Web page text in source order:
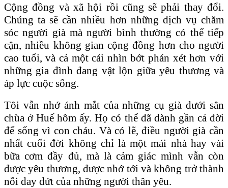
Cộng đồng và xã hội rồi cũng sẽ phải thay đổi.
Chúng ta sẽ cần nhiều hơn những dịch vụ chăm
sóc người già mà người bình thường có thể tiếp
cận, nhiều không gian cộng đồng hơn cho người
cao tuổi, và cả một cái nhìn bớt phán xét hơn với
những gia đình đang vật lộn giữa yêu thương và
áp lực cuộc sống.
Tôi vẫn nhớ ánh mắt của những cụ già dưới sân
chùa ở Huế hôm ấy. Họ có thể đã dành gần cả đời
để sống vì con cháu. Và có lẽ, điều người già cần
nhất cuối đời không chỉ là một mái nhà hay vài
bữa cơm đầy đủ, mà là cảm giác mình vẫn còn
được yêu thương, được nhớ tới và không trở thành
nỗi day dứt của những người thân yêu.